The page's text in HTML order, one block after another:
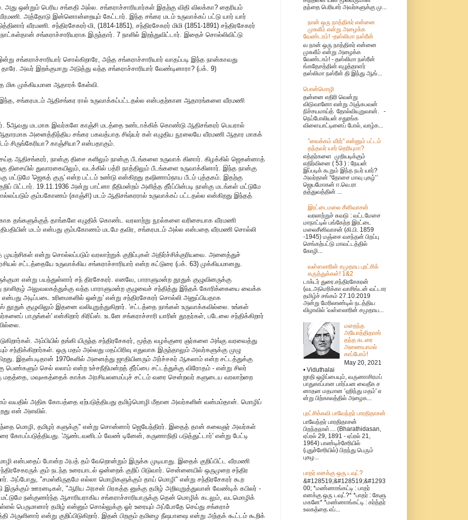
அது ஒன்றும் பெரிய சங்கதி அல்ல. சங்கராச்சாரியார்கள் இதற்கு விதி விலக்கா? தைரியம்
அத்தோடு இன்னொன்றையும் கேட்டார். இந்த சங்கர மடம் உருவாக்கப் பட்டு யார் யார்
வீரமணி. சந்திரசேகரர்-மி, (1814-1851), சந்திரசேகரர் மிமி (1851-1891) சந்திரசேகரர்
சங்கராச்சாரியராக இருந்தார். 7 நாளில் இறந்துவிட்டார். இதைச் சொல்லிவிட்டு
சொல்கிறாரே, அந்த சங்கராச்சாரியார் வாதப்படி இந்த நான்காவது
அவர் இறக்குமாறு அடுத்து வந்த சங்கராச்சாரியார் வேண்டினாரா? (பக். 9)
முக்கியமான ஆதாரக் கேள்வி.
சங்கரமடம் ஆதிசங்கர ரால் உருவாக்கப்பட்டதல்ல என்பதற்கான ஆதாரங்களை வீரமணி
5ஆவது மடமாக இவர்களே காஞ்சி மடத்தை உண்டாக்கிக் கொண்டு ஆதிசங்கரர் பெயரால்
ஆதாரமாக அனைத்திந்திய சங்கர பகவத்பாத சிஷ்யர் கள் எழுதிய நூலையே வீரமணி ஆதார மாகக்
சிருங்கேரியா? காஞ்சியா? என்பதாகும்.
ஆதிசங்கரர், நான்கு திசை களிலும் நான்கு பீடங்களை உருவாக் கினார். கிழக்கில் ஜெகன்னாத்
திசையில் துவாரகையிலும், வடக்கில் பத்ரி நாத்திலும் பீடங்களை உருவாக்கினார். இந்த நான்கு
மட்டுமே 'ஜெகத் குரு' என்ற பட்டம் உண்டு என்கிறது தஷிணாம்நாய பீடம் புத்தகம். இதற்கு
பிட்டார். 19.11.1936 அன்று பாட்னா நீதிமன்றம் அளித்த தீர்ப்பின்படி நான்கு மடங்கள் மட்டுமே
கும்பகோணம் (காஞ்சி) மடம் ஆதிசங்கரரால் உருவாக்கப் பட்டதல்ல என்கிறது இந்தத்
தங்களுக்குத் தாங்களே எழுதிக் கொண்ட வரலாற்று நூல்களை வரிசையாக வீரமணி
மடம் என்பது கும்பகோணம் மடமே தவிர, சங்கரமடம் அல்ல என்பதை வீரமணி சொல்லி
முயற்சிகள் என்று சொல்லப்படும் வரலாற்றுக் குறிப்புகள் அதிர்ச்சிக்குரியவை. அனைத்துச்
சட்டத்தையே உருவாக்கிய சங்கராச்சாரியார் என்ற கட்டுரை (பக். 63) முக்கியமானது.
என்று பயந்துள்ளார் சந் திரசேகரர். எனவே, பாராளுமன்ற தூதுக் குழுவினருக்கு
அலுவலகத்துக்கு வந்த பாராளுமன்ற குழுவைச் சந்தித்து இந்தக் கோரிக்கையை வைக்க
என்பது அடிப்படை உரிமைகளில் ஒன்று' என்று சந்திரசேகரர் சொல்லி அனுப்பியதாக
தூதுக் குழுவிலும் இதனை வலியுறுத்துகிறார். 'சட்டத்தை நாங்கள் உருவாக்கவில்லை. உங்கள்
பாருங்கள்' என்கிறார் கிரிப்ஸ். உடனே சங்கராச்சாரி யாரின் தூதர்கள், படேலை சந்திக்கிறார்
அம்பியில் தங்கி யிருந்த சந்திரசேகரர், மூத்த வழக்குரை ஞர்களை அங்கு வரவைத்து
ஒரு மதம் அல்லது மதப்பிரிவு எதுவாக இருந்தாலும் அவர்களுக்கு முழு
இதன்படிதான் 1970களில் அனைத்து ஜாதியினரும் அர்ச்சகர் ஆகலாம் என்ற சட்டத்துக்கு
பெண்களும் செல் லலாம் என்ற உச்சநீதிமன்றத் தீர்ப்பை சட்டத்துக்கு விரோதம் - என்று சிலர்
மவுடீகத்தைக் காக்க அரசியலமைப்புச் சட்டம் வரை சென்றவர் களுடைய வரலாற்றை
வயதில் அதிக கோபத்தை ஏற்படுத்தியது தமிழ்மொழி மீதான அவர்களின் வன்மம்தான். மொழிப்
என் அளவில்.
மொழி, தமிழர் களுக்கு" என்று சொன்னார் ஜெயேந்திரர். இதைத் தான் கலைஞர் அவர்கள்
கோபப்படுத்தியது. 'ஆண்டவனிடம் வேண் டினேன், கருணாநிதி படுத்துட்டார்' என்று பேட்டி
என்பதைப் போன்ற அபத் தம் வேறொன்றும் இருக்க முடியாது. இதைக் குறிப்பிட்ட வீரமணி
கும் நடந்த உரையாடல் ஒன்றைக் குறிப் பிடுவார். சென்னையில் ஒருமுறை சந்திர
அப்போது, "சமஸ்கிருதமே எல்லா மொழிகளுக்கும் தாய் மொழி" என்று சந்திரசேகரர் கூற
ஊரனடிகள், "ஆரிய அரசன் பிரகத்த னுக்கு தமிழ் அறிவுறுத்துவான் வேண்டிக் கபிலர் -
மட்டுமே நன்குணர்ந்த ஆசாரியராகிய சங்கராச்சாரியாருக்கு தென் மொழிக் கடலும், வடமொழிக்
பெருமானார் தமிழ் என்னும் சொல்லுக்கு ஓர் உரையும் அப்போதே செய்து சங்கராச்
அருளினார் என்று குறிப்பிடுகிறார். இதன் பிறகும் தமிழை நீஷபாஷை என்று அந்தக் கூட்டம் கூறிக்
தந்தை பெரியார் அவர்களுக்கு மு...
நான் ஒரு நாத்திகர் என்னை
முசுலீம் என்று அழைக்க
வேண்டாம்! -தஸ்லிமா நஸ்ரீன்
வ நான் ஒரு நாத்திகர் என்னை
முசுலீம் என்று அழைக்க
வேண்டாம்! - தஸ்லிமா நஸ்ரீன்
ங்கதேசத்தின் எழுத்தாளர்
தஸ்லிமா நஸ்ரீன் தி இந்து ஆங்...
பொன்மொழி
தன்னை எதிரி வென்று
விடுவானோ என்று அஞ்சுபவன்
நிச்சயமாய்த் தோல்வியுறுவான். -
நெப்போலியன் சதுரங்க
விளையாட்டினைப் போல், வாழ்க...
”வைக்கம் வீரர்” என்னும் பட்டம்
தந்தவர் யார் தெரியுமா?
எத்தர்களை முறியடிக்கும்
எதிர்வினை ( 53 ) : நேயன்
இப்படிக் கூறும் இந்த நபர் யார்?
அவர்தான் “தோசை மாவு புகழ்’’
ஜெயமோகன் ஈ.வெ.ரா
தத்துவத்தின் ...
இரட்டைமலை சீனிவாசன்
வரலாற்றுச் சுவடு : வட்டமேசை
மாநாட்டில் பங்கேற்ற இரட்டை
மலைசீனிவாசன் (கி.பி. 1859
-1945) மஞ்சை வசந்தன் பிறப்பு
செங்கற்பட்டு மாவட்டத்தில்
கோழி...
வள்ளலாரின் சமுதாய புரட்சிக்
கருத்துக்கள்! 1&2
டாக்டர் துரை.சந்திரசேகரன்
(வடஅமெரிக்கா வாசிங்டன் வட்டார
தமிழ்ச் சங்கம் 27.10.2019
அன்று மேரிலாண்டில் நடத்திய
விழாவில் 'வள்ளலாரின் சமுதாய...
மறைந்த
அயோத்திதாசர்
தந்த சுடரை
அணையாமல்
காப்போம்!
May 20, 2021
• Viduthalai
ஜாதி ஒழிப்பையும், வருணாசிரமப்
பாதுகாப்பான பார்ப்பன வைதீக ச
னாதன மதமான ‘ஹிந்து மதம்' எ
ன்று பிற்காலத்தில் அழைக...
புரட்சிக்கவி பாவேந்தர் பாரதிதாசன்
பாவேந்தர் பாரதிதாசன்
பிறந்தநாள்.... (Bharathidasan,
ஏப்ரல் 29, 1891 - ஏப்ரல் 21,
1964) பாண்டிச்சேரியில்
(புதுச்சேரியில்) பிறந்து பெரும்
புகழ...
பாதர் எனக்கு ஒரு டவுட்?
&#128519;&#128519;&#1293
00; *மண்ணாங்கட்டி : பாதர்
எனக்கு ஒரு டவுட்?* *பாதர் : கேளு
மகனே* *மண்ணாங்கட்டி : கர்த்தர்
உலகத்தை எப்...